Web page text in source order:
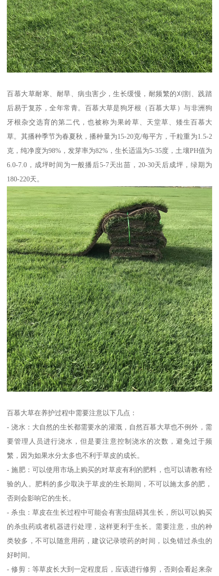
百慕大草耐寒、耐旱、病虫害少，生长缓慢，耐频繁的刈割、践踏
后易于复苏，全年常青。百慕大草是狗牙根（百慕大草）与非洲狗
牙根杂交选育的第二代，也被称为果岭草、天堂草、矮生百慕大
草。其播种季节为春夏秋，播种量为15-20克/每平方，千粒重为1.5-2
克，纯净度为98%，发芽率为82%，生长适温为5-35度，土壤PH值为
6.0-7.0，成坪时间为一般播后5-7天出苗，20-30天后成坪，绿期为
180-220天。
百慕大草在养护过程中需要注意以下几点：
- 浇水：大自然的生长都需要水的灌溉，自然百慕大草也不例外，需
要管理人员进行浇水，但是要注意控制浇水的次数，避免过于频
繁，因为如果水分太多也不利于草皮的成长。
- 施肥：可以使用市场上购买的对草皮有利的肥料，也可以请教有经
验的人。肥料的多少取决于草皮的生长期间，不可以施太多的肥，
否则会影响它的生长。
- 杀虫：草皮在生长过程中可能会有害虫阻碍其生长，所以可以购买
的杀虫药或者机器进行处理，这样更利于生长。需要注意，虫的种
类较多，不可以随意用药，建议记录喷药的时间，以免错过杀虫的
好时间。
- 修剪：等草皮长大到一定程度后，应该进行修剪，否则会看起来杂